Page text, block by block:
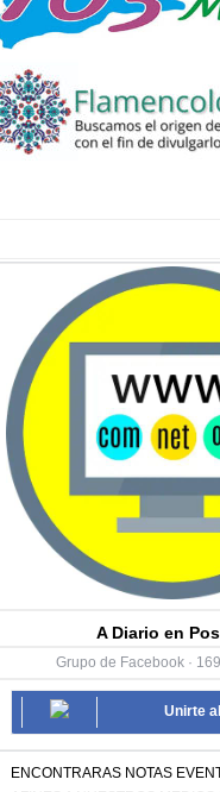
A Diario en
Grupo de Facebook ·
Unirte
ENCONTRARAS NOTAS